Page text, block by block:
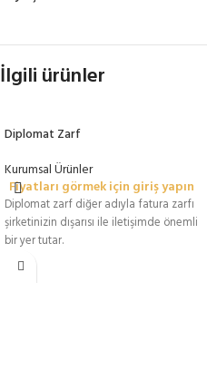
İlgili ürünler
Diplomat Zarf
Kurumsal Ürünler
Fiyatları görmek için giriş yapın
Diplomat zarf diğer adıyla fatura zarfı
şirketinizin dışarısı ile iletişimde önemli
bir yer tutar.